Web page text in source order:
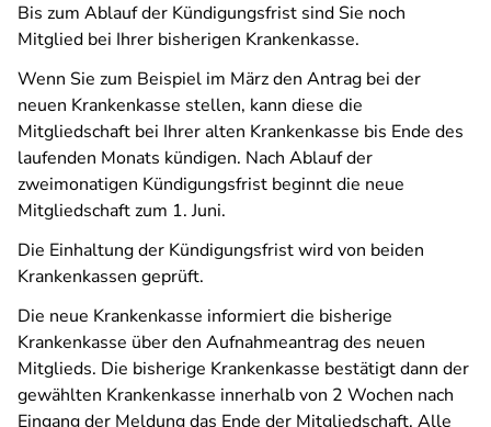
Bis zum Ablauf der Kündigungsfrist sind Sie noch
Mitglied bei Ihrer bisherigen Krankenkasse.
Wenn Sie zum Beispiel im März den Antrag bei der
neuen Krankenkasse stellen, kann diese die
Mitgliedschaft bei Ihrer alten Krankenkasse bis Ende des
laufenden Monats kündigen. Nach Ablauf der
zweimonatigen Kündigungsfrist beginnt die neue
Mitgliedschaft zum 1. Juni.
Die Einhaltung der Kündigungsfrist wird von beiden
Krankenkassen geprüft.
Die neue Krankenkasse informiert die bisherige
Krankenkasse über den Aufnahmeantrag des neuen
Mitglieds. Die bisherige Krankenkasse bestätigt dann der
gewählten Krankenkasse innerhalb von 2 Wochen nach
Eingang der Meldung das Ende der Mitgliedschaft. Alle